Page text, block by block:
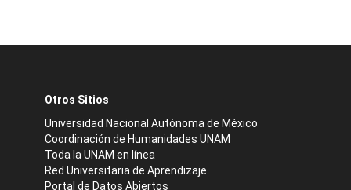
Otros Sitios
Universidad Nacional Autónoma de México
Coordinación de Humanidades UNAM
Toda la UNAM en línea
Red Universitaria de Aprendizaje
Portal de Datos Abiertos